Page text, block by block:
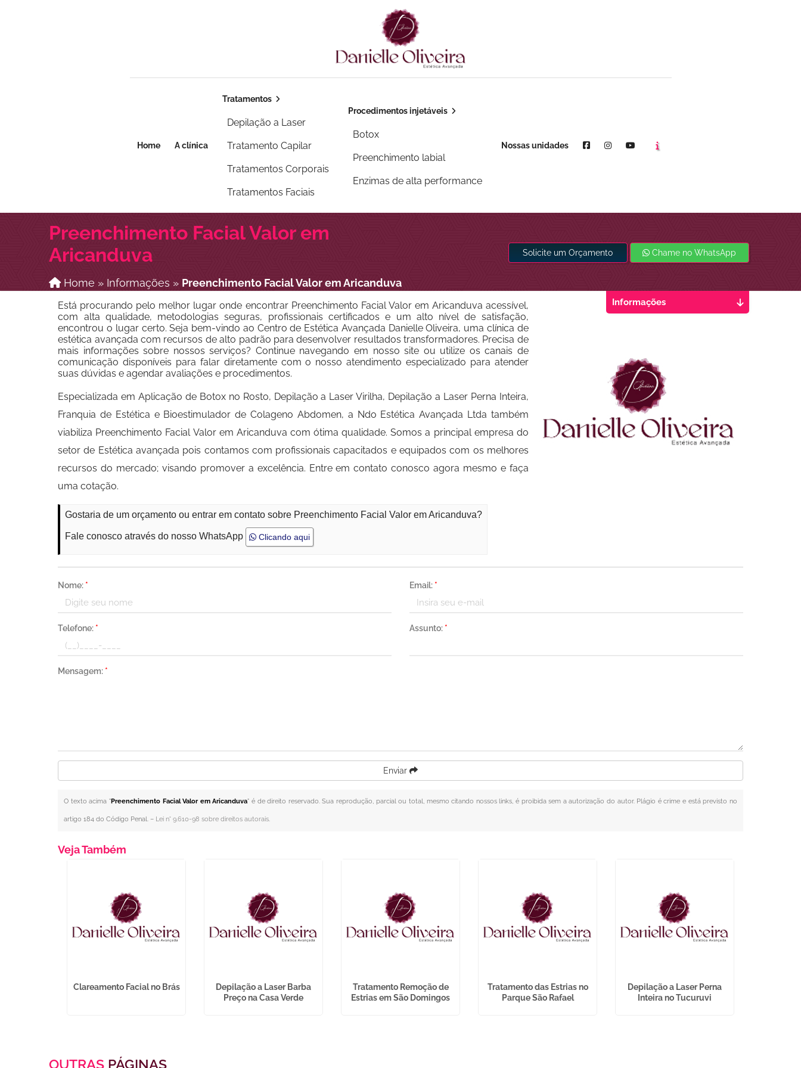
Home A clínica
Tratamentos
Depilação a Laser
Tratamento Capilar
Tratamentos Corporais
Tratamentos Faciais
Procedimentos injetáveis
Botox
Preenchimento labial
Enzimas de alta performance
Nossas unidades Youtube
Preenchimento Facial Valor em
Aricanduva
Home » Informações » Preenchimento Facial Valor em Aricanduva
Solicite um Orçamento Chame no WhatsApp
Está procurando pelo melhor lugar onde encontrar Preenchimento Facial Valor em Aricanduva acessível,
com alta qualidade, metodologias seguras, profissionais certificados e um alto nível de satisfação,
encontrou o lugar certo. Seja bem-vindo ao Centro de Estética Avançada Danielle Oliveira, uma clínica de
estética avançada com recursos de alto padrão para desenvolver resultados transformadores. Precisa de
mais informações sobre nossos serviços? Continue navegando em nosso site ou utilize os canais de
comunicação disponíveis para falar diretamente com o nosso atendimento especializado para atender
suas dúvidas e agendar avaliações e procedimentos.
Especializada em Aplicação de Botox no Rosto, Depilação a Laser Virilha, Depilação a Laser Perna Inteira,
Franquia de Estética e Bioestimulador de Colageno Abdomen, a Ndo Estética Avançada Ltda também
viabiliza Preenchimento Facial Valor em Aricanduva com ótima qualidade. Somos a principal empresa do
setor de Estética avançada pois contamos com profissionais capacitados e equipados com os melhores
recursos do mercado; visando promover a excelência. Entre em contato conosco agora mesmo e faça
uma cotação.
Gostaria de um orçamento ou entrar em contato sobre Preenchimento Facial Valor em Aricanduva?
Fale conosco através do nosso WhatsApp Clicando aqui
Nome: * Email: *
Telefone: * Assunto: *
Mensagem: *
Enviar
O texto acima "Preenchimento Facial Valor em Aricanduva" é de direito reservado. Sua reprodução, parcial ou total, mesmo citando nossos links, é proibida sem a autorização do autor. Plágio é crime e está previsto no
artigo 184 do Código Penal. – Lei n° 9.610-98 sobre direitos autorais.
Informações
Veja Também
Clareamento Facial no Brás
Depilação a Laser Barba
Preço na Casa Verde
Tratamento Remoção de
Estrias em São Domingos
Tratamento das Estrias no
Parque São Rafael
Depilação a Laser Perna
Inteira no Tucuruvi
OUTRAS PÁGINAS